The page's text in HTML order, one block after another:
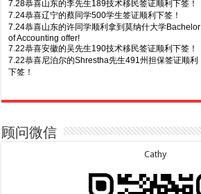
Business offer！
8.6恭喜江苏的谢先生600旅游签证顺利下签，三年多
8.5恭喜江苏的杨女士190技术移民签证顺利下签！
7.28恭喜山东的李先生189技术移民签证顺利下签！
7.24恭喜辽宁的蔡同学500学生签证顺利下签！
7.24恭喜山东的许同学顺利拿到莫纳什大学Bachelor
of Accounting offer!
7.22恭喜安徽的吴先生190技术移民签证顺利下签！
7.22恭喜尼泊尔的Shrestha先生491州担保签证顺利
下签！
签！
7.15恭喜江苏的曹同学500学生签证顺利下签！
7.13恭喜广东的邓同学500学生签证顺利下签！
7.9恭喜广东的喻同学500学生签证顺利下签！
7.8恭喜黑龙江的刘女士600旅游签证顺利下签，三年
顾问微信
Cathy